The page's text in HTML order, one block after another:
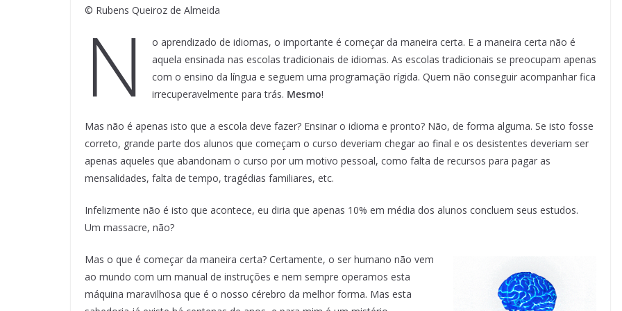
© Rubens Queiroz de Almeida
N
o aprendizado de idiomas, o importante é começar da maneira certa. E a maneira certa não é
aquela ensinada nas escolas tradicionais de idiomas. As escolas tradicionais se preocupam apenas
com o ensino da língua e seguem uma programação rígida. Quem não conseguir acompanhar fica
irrecuperavelmente para trás. Mesmo!
Mas não é apenas isto que a escola deve fazer? Ensinar o idioma e pronto? Não, de forma alguma. Se isto fosse
correto, grande parte dos alunos que começam o curso deveriam chegar ao final e os desistentes deveriam ser
apenas aqueles que abandonam o curso por um motivo pessoal, como falta de recursos para pagar as
mensalidades, falta de tempo, tragédias familiares, etc.
Infelizmente não é isto que acontece, eu diria que apenas 10% em média dos alunos concluem seus estudos.
Um massacre, não?
Mas o que é começar da maneira certa? Certamente, o ser humano não vem
ao mundo com um manual de instruções e nem sempre operamos esta
máquina maravilhosa que é o nosso cérebro da melhor forma. Mas esta